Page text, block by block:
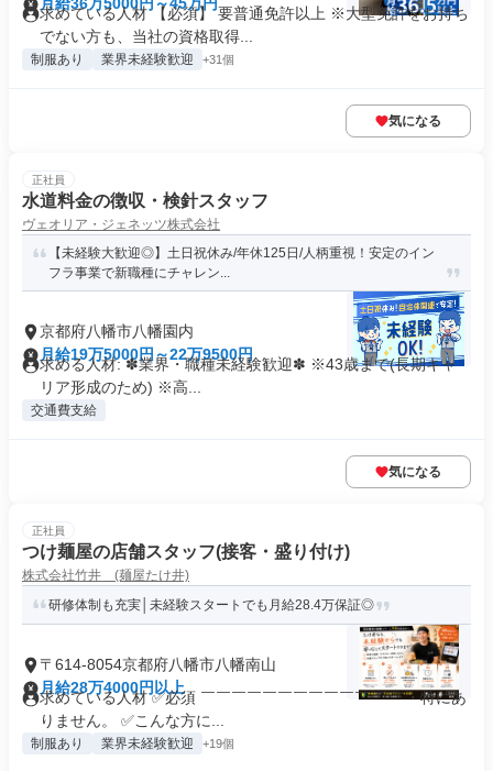
求めている人材 【必須】 要普通免許以上 ※大型免許をお持ち
でない方も、当社の資格取得...
制服あり 業界未経験歓迎 +31個
気になる
正社員
水道料金の徴収・検針スタッフ
ヴェオリア・ジェネッツ株式会社
【未経験大歓迎◎】土日祝休み/年休125日/人柄重視！安定のイン
フラ事業で新職種にチャレン...
京都府八幡市八幡園内
月給19万5000円～22万9500円
求める人材: ✽業界・職種未経験歓迎✽ ※43歳まで(長期キャ
リア形成のため) ※高...
交通費支給
気になる
正社員
つけ麺屋の店舗スタッフ(接客・盛り付け)
株式会社竹井 (麺屋たけ井)
研修体制も充実│未経験スタートでも月給28.4万保証◎
〒614-8054京都府八幡市八幡南山
月給28万4000円以上
求めている人材 ✅必須 ￣￣￣￣￣￣￣￣￣￣￣￣￣ ・特にあ
りません。 ✅こんな方に...
制服あり 業界未経験歓迎 +19個